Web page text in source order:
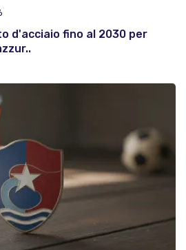
d'acciaio fino al 2030 per